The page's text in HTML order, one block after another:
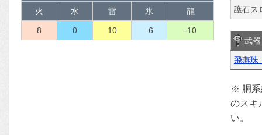
火 水 雷 氷 龍
8 0 10 -6 -10
護石ス
武器
飛燕珠
※ 胴系
のスキ
い。